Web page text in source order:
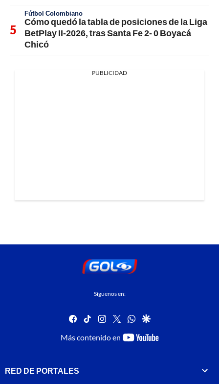
Fútbol Colombiano
Cómo quedó la tabla de posiciones de la Liga
BetPlay II-2026, tras Santa Fe 2- 0 Boyacá
Chicó
PUBLICIDAD
Síguenos en:
facebook
tiktok instagram
twitterwhatsapp
google
Más contenido en
youtube-
RED DE PORTALES